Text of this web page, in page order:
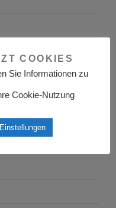
COOKIES
Sie Informationen zu
Cookie-Nutzung
Einstellungen